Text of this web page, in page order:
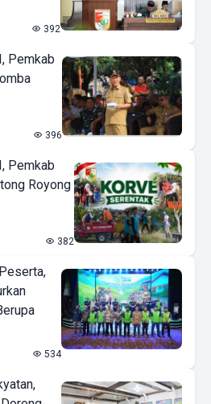
392
Pemkab
396
Pemkab
Royong
382
534